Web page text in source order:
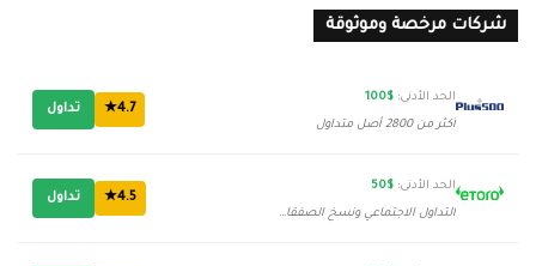
شركات مرخصة وموثوقة
الحد الأدنى: $100
أكثر من 2800 أصل متداول
4.7★ تداول
الحد الأدنى: $50
التداول الاجتماعي ونسخ الصفقات
4.5★ تداول